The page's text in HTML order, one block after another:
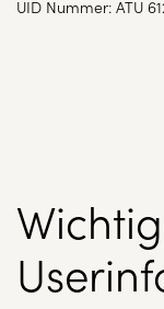
UID Nummer: ATU